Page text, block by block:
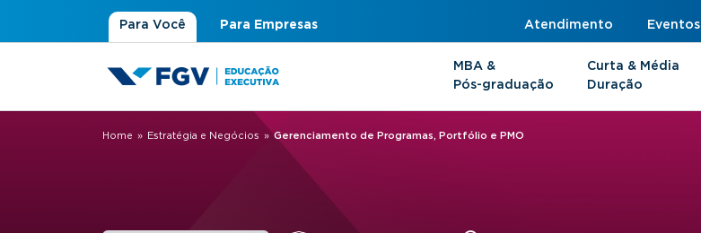
Para Você Para Empresas Atendimento Eventos
MBA &
Pós-graduação
Curta & Média
Duração
Você está aqui
Home » Estratégia e Negócios » Gerenciamento de Programas, Portfólio e PMO